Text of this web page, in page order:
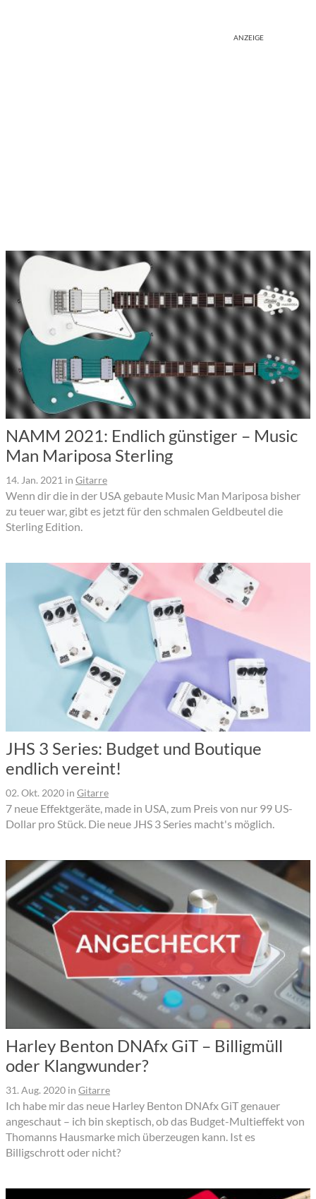
ANZEIGE
NAMM 2021: Endlich günstiger – Music
Man Mariposa Sterling
14. Jan. 2021 in Gitarre
Wenn dir die in der USA gebaute Music Man Mariposa bisher
zu teuer war, gibt es jetzt für den schmalen Geldbeutel die
Sterling Edition.
JHS 3 Series: Budget und Boutique
endlich vereint!
02. Okt. 2020 in Gitarre
7 neue Effektgeräte, made in USA, zum Preis von nur 99 US-
Dollar pro Stück. Die neue JHS 3 Series macht's möglich.
Harley Benton DNAfx GiT – Billigmüll
oder Klangwunder?
31. Aug. 2020 in Gitarre
Ich habe mir das neue Harley Benton DNAfx GiT genauer
angeschaut – ich bin skeptisch, ob das Budget-Multieffekt von
Thomanns Hausmarke mich überzeugen kann. Ist es
Billigschrott oder nicht?